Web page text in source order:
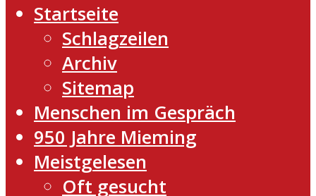
Startseite
Schlagzeilen
Archiv
Sitemap
Menschen im Gespräch
950 Jahre Mieming
Meistgelesen
Oft gesucht